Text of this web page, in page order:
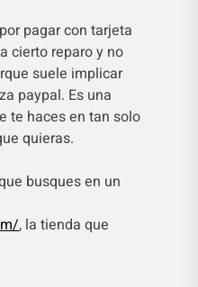
pagar con tarjeta
cierto reparo y no
suele implicar
paypal. Es una
te haces en tan solo
quieras.
busques en un
, la tienda que